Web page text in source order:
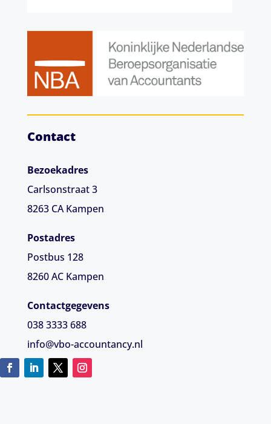
Contact
Bezoekadres
Carlsonstraat 3
8263 CA Kampen
Postadres
Postbus 128
8260 AC Kampen
Contactgegevens
038 3333 688
info@vbo-accountancy.nl